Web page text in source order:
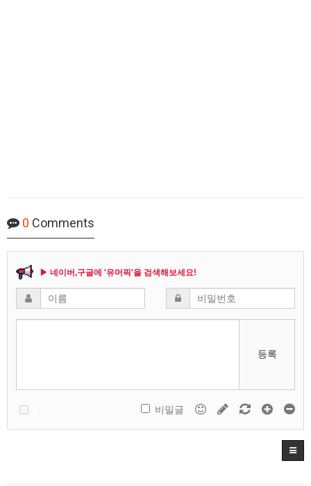
0 Comments
▶ 네이버,구글에 '유머픽'을 검색해보세요!
등록
비밀글